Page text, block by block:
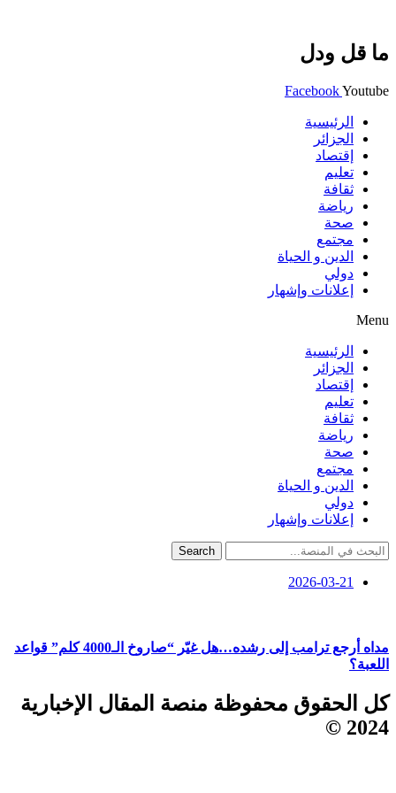
ما قل ودل
FacebookYoutube
الرئيسية
الجزائر
إقتصاد
تعليم
ثقافة
رياضة
صحة
مجتمع
الدين و الحياة
دولي
إعلانات وإشهار
Menu
الرئيسية
الجزائر
إقتصاد
تعليم
ثقافة
رياضة
صحة
مجتمع
الدين و الحياة
دولي
إعلانات وإشهار
Search
2026-03-21
مداه أرجع ترامب إلى رشده…هل غيّر “صاروخ الـ4000 كلم” قواعد
اللعبة؟
كل الحقوق محفوظة منصة المقال الإخبارية
2024 ©